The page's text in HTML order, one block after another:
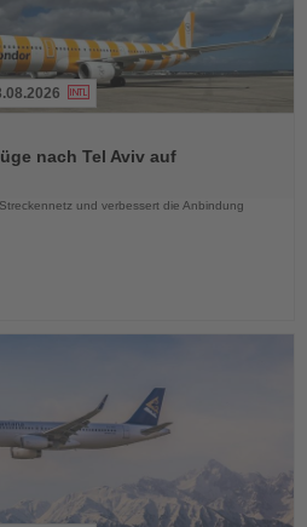
nach Tel Aviv auf
und verbessert die Anbindung